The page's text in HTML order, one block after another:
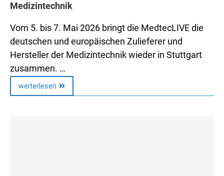
Medizintechnik
Vom 5. bis 7. Mai 2026 bringt die MedtecLIVE die
deutschen und europäischen Zulieferer und
Hersteller der Medizintechnik wieder in Stuttgart
zusammen. …
weiterlesen